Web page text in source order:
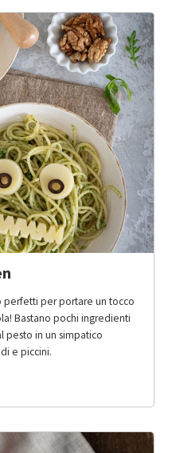
perfetti per portare un tocco
Bastano pochi ingredienti
pesto in un simpatico
e piccini.